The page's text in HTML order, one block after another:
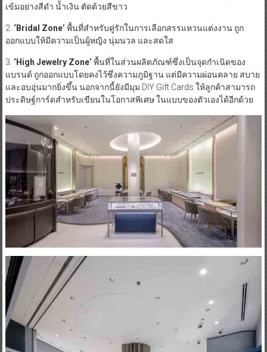
เข้มอย่างสีดำ น้ำเงิน ตัดด้วยสีขาว
2. ‘Bridal Zone’ พื้นที่สำหรับคู่รักในการเลือกสรรแหวนแต่งงาน ถูก
ออกแบบให้มีความเป็นผู้หญิง นุ่มนวล และสดใส
3. ‘High Jewelry Zone’ พื้นที่ในส่วนผลิตภัณฑ์ซึ่งเป็นจุดกำเนิดของ
แบรนด์ ถูกออกแบบโดยคงไว้ซึ่งความภูมิฐาน แต่มีความผ่อนคลาย สบาย
และอบอุ่นมากยิ่งขึ้น นอกจากนี้ยังมีมุม DIY Gift Cards ให้ลูกค้าสามารถ
ประดิษฐ์การ์ดสำหรับเขียนในโอกาสพิเศษ ในแบบของตัวเองได้อีกด้วย